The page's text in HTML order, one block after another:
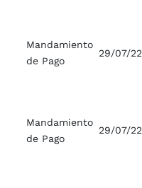
Mandamiento
de Pago
29/07/22
Mandamiento
de Pago
29/07/22